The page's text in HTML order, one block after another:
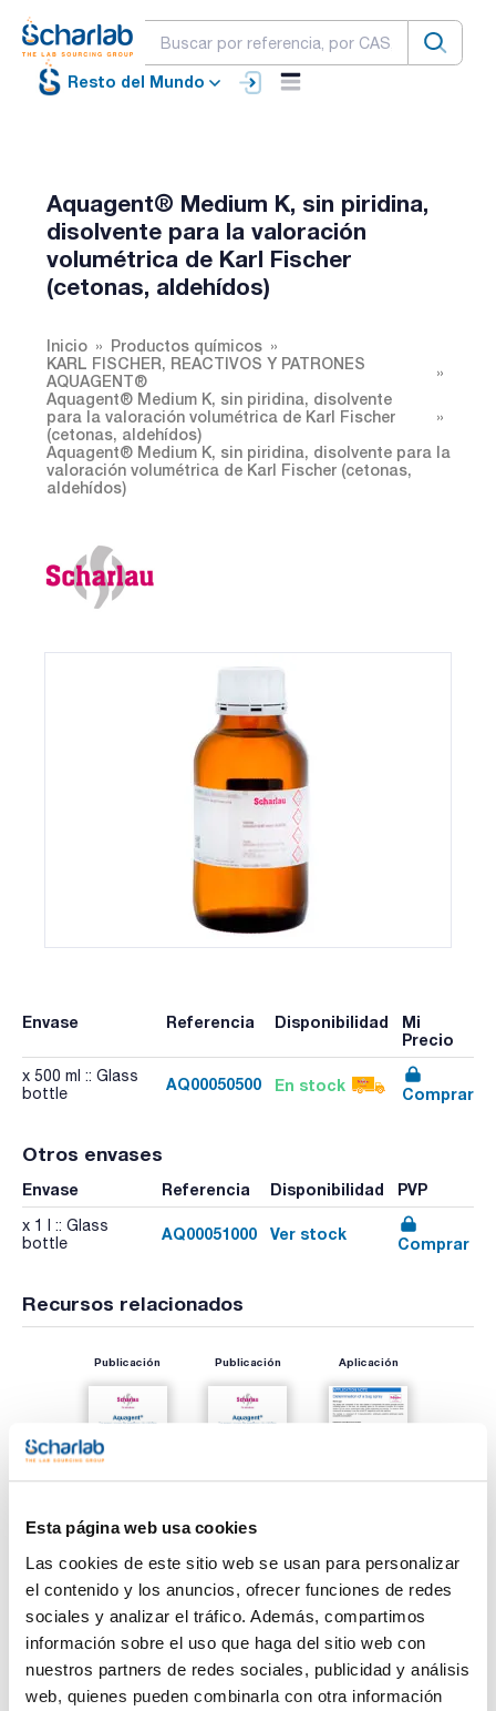
Esta página web usa cookies
Las cookies de este sitio web se usan para personalizar
el contenido y los anuncios, ofrecer funciones de redes
sociales y analizar el tráfico. Además, compartimos
información sobre el uso que haga del sitio web con
nuestros partners de redes sociales, publicidad y análisis
web, quienes pueden combinarla con otra información
Resto del Mundo
Aquagent® Medium K, sin piridina,
disolvente para la valoración
volumétrica de Karl Fischer
(cetonas, aldehídos)
Inicio
Productos químicos
KARL FISCHER, REACTIVOS Y PATRONES
AQUAGENT®
Aquagent® Medium K, sin piridina, disolvente
para la valoración volumétrica de Karl Fischer
(cetonas, aldehídos)
Aquagent® Medium K, sin piridina, disolvente para la
valoración volumétrica de Karl Fischer (cetonas,
aldehídos)
Envase Referencia Disponibilidad
Mi
Precio
x 500 ml :: Glass
bottle
AQ00050500 En stock Comprar
Otros envases
Envase Referencia Disponibilidad PVP
x 1 l :: Glass
bottle
AQ00051000 Ver stock
Comprar
Recursos relacionados
Publicación Publicación Aplicación